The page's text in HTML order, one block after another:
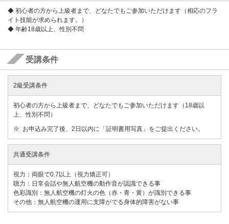
◆ 初心者の方から上級者まで、どなたでもご参加いただけます（相応のフラ
イト技能が求められます。）
◆ 年齢18歳以上、性別不問
受講条件
2級受講条件
初心者の方から上級者まで、どなたでもご参加いただけます（18歳以
上、性別不問）
お申込み完了後、2日以内に「証明書用写真」をご提出ください。
共通受講条件
視力：両眼で0.7以上（視力矯正可）
聴力：日常会話や無人航空機の動作音が認識できる事
色彩識別：無人航空機の灯火の色（赤・青・黄）が識別できる事
その他：無人航空機の運用に支障がでる身体的障害がない事